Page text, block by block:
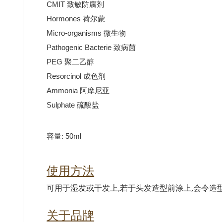
CMIT 致敏防腐剂
Hormones 荷尔蒙
Micro-organisms 微生物
Pathogenic Bacterie 致病菌
PEG 聚二乙醇
Resorcinol 成色剂
Ammonia 阿摩尼亚
Sulphate 硫酸盐
容量: 50ml
使用方法
可用于湿发或干发上,若于头发造型前涂上,会令造
关于品牌